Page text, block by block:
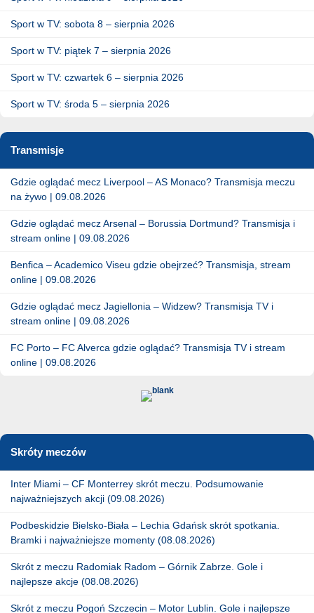
Sport w TV: sobota 8 – sierpnia 2026
Sport w TV: piątek 7 – sierpnia 2026
Sport w TV: czwartek 6 – sierpnia 2026
Sport w TV: środa 5 – sierpnia 2026
Transmisje
Gdzie oglądać mecz Liverpool – AS Monaco? Transmisja meczu
na żywo | 09.08.2026
Gdzie oglądać mecz Arsenal – Borussia Dortmund? Transmisja i
stream online | 09.08.2026
Benfica – Academico Viseu gdzie obejrzeć? Transmisja, stream
online | 09.08.2026
Gdzie oglądać mecz Jagiellonia – Widzew? Transmisja TV i
stream online | 09.08.2026
FC Porto – FC Alverca gdzie oglądać? Transmisja TV i stream
online | 09.08.2026
Skróty meczów
Inter Miami – CF Monterrey skrót meczu. Podsumowanie
najważniejszych akcji (09.08.2026)
Podbeskidzie Bielsko-Biała – Lechia Gdańsk skrót spotkania.
Bramki i najważniejsze momenty (08.08.2026)
Skrót z meczu Radomiak Radom – Górnik Zabrze. Gole i
najlepsze akcje (08.08.2026)
Skrót z meczu Pogoń Szczecin – Motor Lublin. Gole i najlepsze